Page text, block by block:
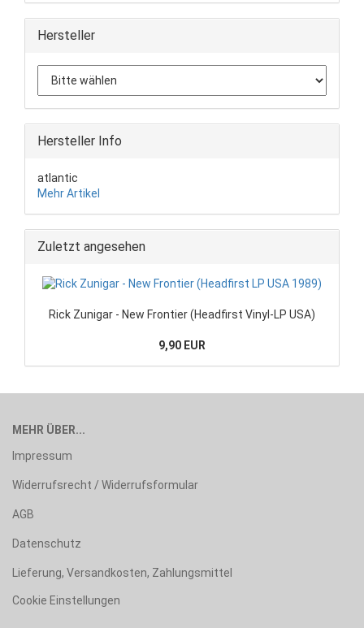
Hersteller
Hersteller Info
atlantic
Mehr Artikel
Zuletzt angesehen
Rick Zunigar - New Frontier (Headfirst Vinyl-LP USA)
9,90 EUR
MEHR ÜBER...
Impressum
Widerrufsrecht / Widerrufsformular
AGB
Datenschutz
Lieferung, Versandkosten, Zahlungsmittel
Cookie Einstellungen